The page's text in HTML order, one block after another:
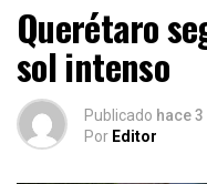
Querétaro
sol intenso
Publicado hace
Por Editor